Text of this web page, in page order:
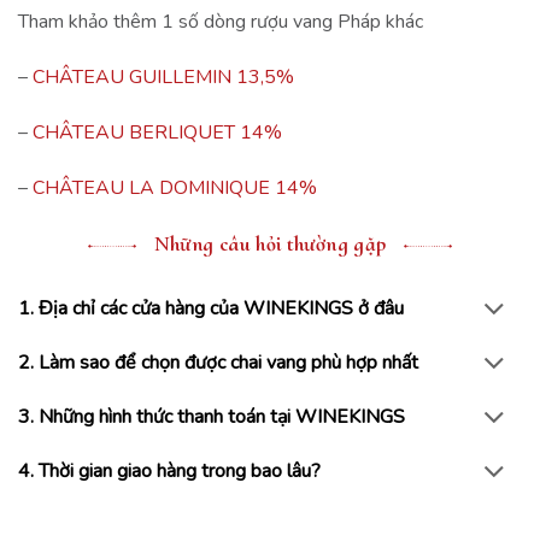
Tham khảo thêm 1 số dòng rượu vang Pháp khác
–CHÂTEAU GUILLEMIN 13,5%
–CHÂTEAU BERLIQUET 14%
–CHÂTEAU LA DOMINIQUE 14%
Những câu hỏi thường gặp
1. Địa chỉ các cửa hàng của WINEKINGS ở đâu
2. Làm sao để chọn được chai vang phù hợp nhất
3. Những hình thức thanh toán tại WINEKINGS
4. Thời gian giao hàng trong bao lâu?